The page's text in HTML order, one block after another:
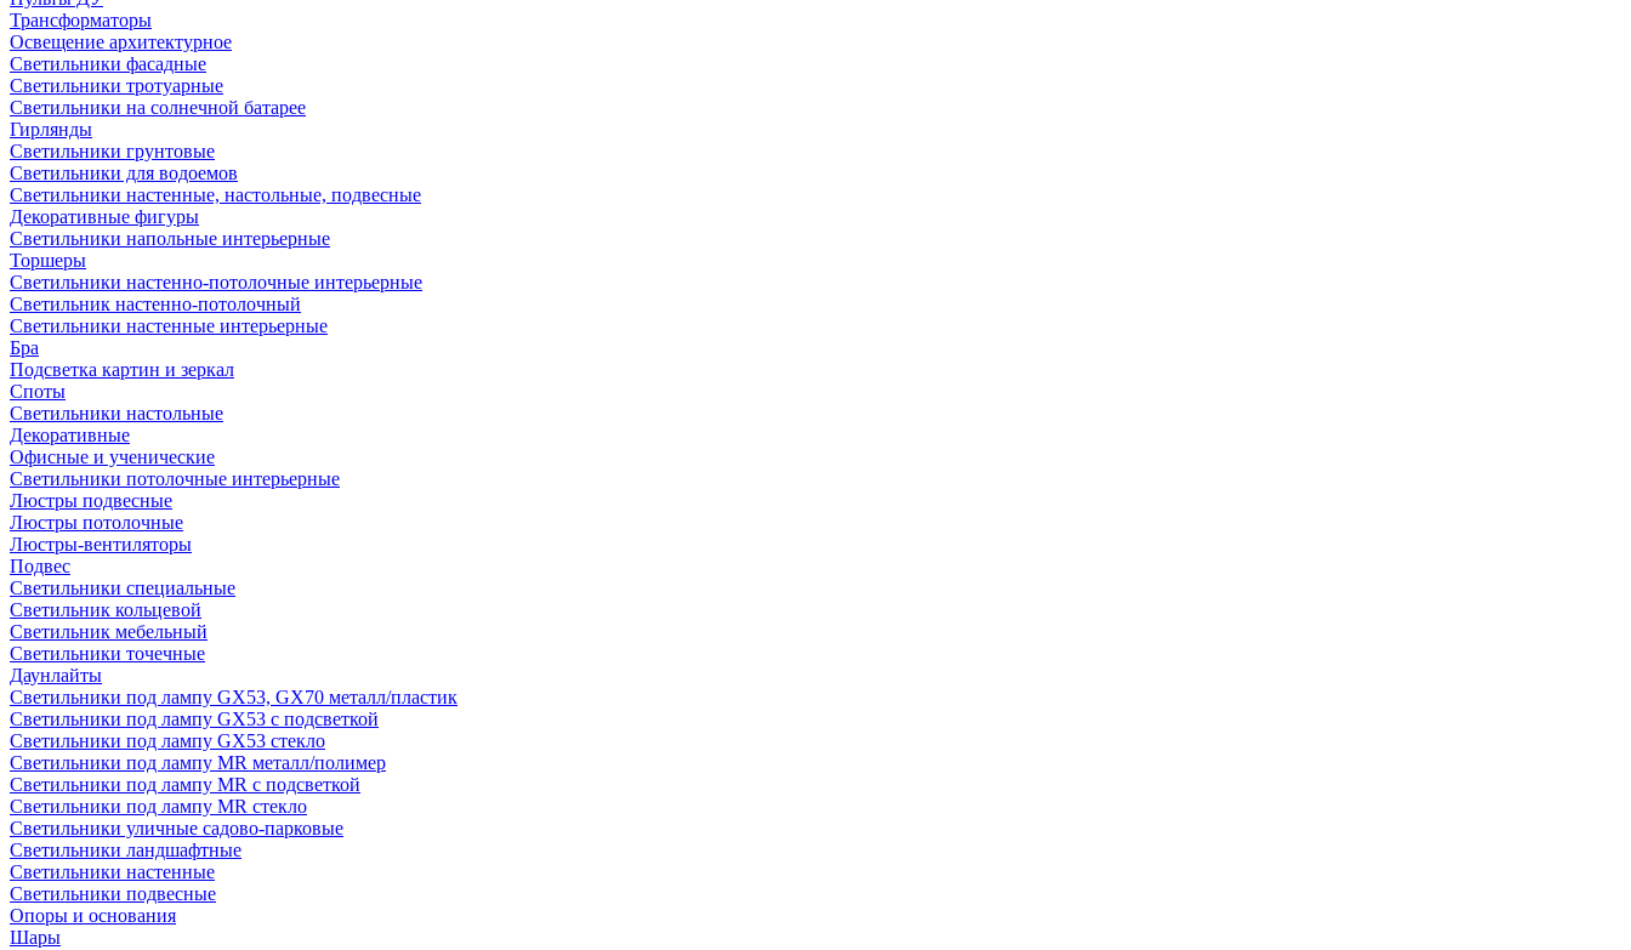
Трансформаторы
Освещение архитектурное
Светильники фасадные
Светильники тротуарные
Светильники на солнечной батарее
Гирлянды
Светильники грунтовые
Светильники для водоемов
Светильники настенные, настольные, подвесные
Декоративные фигуры
Светильники напольные интерьерные
Торшеры
Светильники настенно-потолочные интерьерные
Светильник настенно-потолочный
Светильники настенные интерьерные
Бра
Подсветка картин и зеркал
Споты
Светильники настольные
Декоративные
Офисные и ученические
Светильники потолочные интерьерные
Люстры подвесные
Люстры потолочные
Люстры-вентиляторы
Подвес
Светильники специальные
Светильник кольцевой
Светильник мебельный
Светильники точечные
Даунлайты
Светильники под лампу GX53, GX70 металл/пластик
Светильники под лампу GX53 с подсветкой
Светильники под лампу GX53 стекло
Светильники под лампу MR металл/полимер
Светильники под лампу MR с подсветкой
Светильники под лампу MR стекло
Светильники уличные садово-парковые
Светильники ландшафтные
Светильники настенные
Светильники подвесные
Опоры и основания
Шары